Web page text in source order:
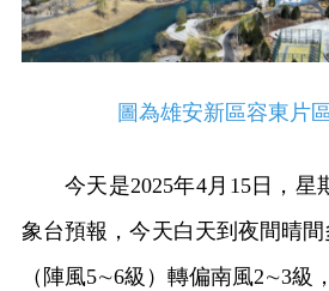
圖為雄安新區容東片
今天是2025年4月15日，
象台預報，今天白天到夜間晴
（陣風5∼6級）轉偏南風2∼3級